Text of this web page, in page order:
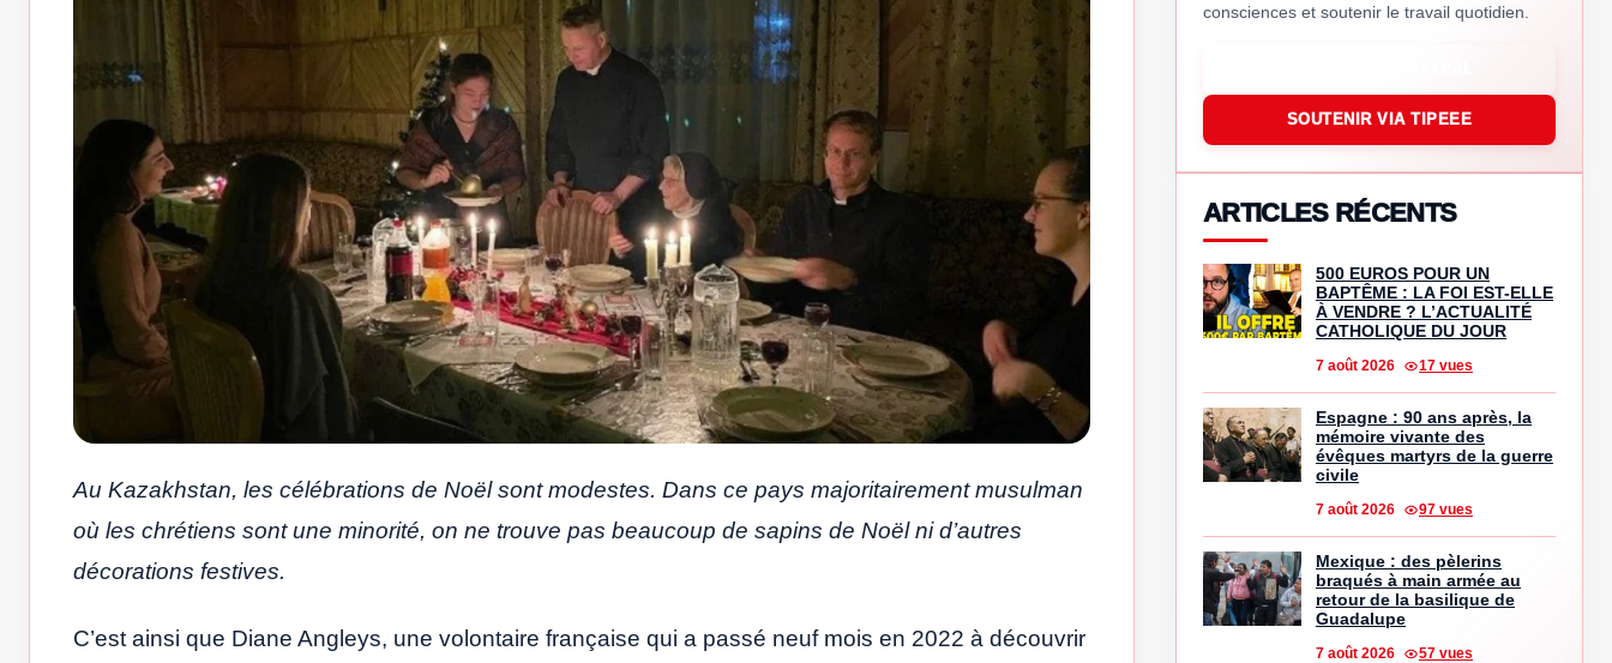
Au Kazakhstan, les célébrations de Noël sont modestes. Dans ce pays majoritairement musulman
où les chrétiens sont une minorité, on ne trouve pas beaucoup de sapins de Noël ni d’autres
décorations festives.
C’est ainsi que Diane Angleys, une volontaire française qui a passé neuf mois en 2022 à découvrir
consciences et soutenir le travail quotidien.
SOUTENIR VIA TIPEEE
ARTICLES RÉCENTS
500 EUROS POUR UN
BAPTÊME : LA FOI EST-ELLE
À VENDRE ? L’ACTUALITÉ
CATHOLIQUE DU JOUR
7 août 2026 17 vues
Espagne : 90 ans après, la
mémoire vivante des
évêques martyrs de la guerre
civile
7 août 2026 97 vues
Mexique : des pèlerins
braqués à main armée au
retour de la basilique de
Guadalupe
7 août 2026 57 vues